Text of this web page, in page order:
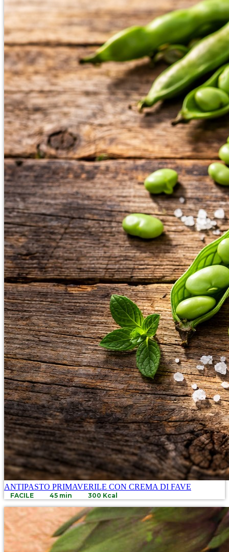
ANTIPASTO PRIMAVERILE CON CREMA DI FAVE
FACILE 45 min 300 Kcal